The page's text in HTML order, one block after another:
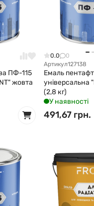
ПФ-115
жовта
0.0
0
Артикул127138
Емаль
універсальна
(2,8 кг)
У наявності
491,67 грн.